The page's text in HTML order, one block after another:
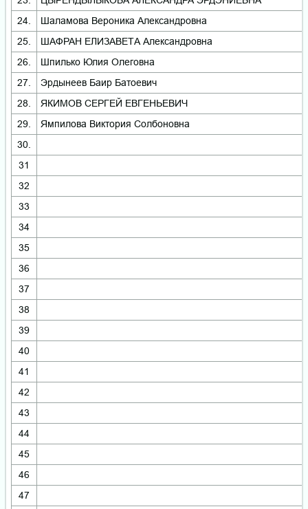
24.
Шаламова Вероника Александровна
25.
ШАФРАН ЕЛИЗАВЕТА Александровна
26.
Шпилько Юлия Олеговна
27.
Эрдынеев Баир Батоевич
28.
ЯКИМОВ СЕРГЕЙ ЕВГЕНЬЕВИЧ
29.
Ямпилова Виктория Солбоновна
30.
31
32
33
34
35
36
37
38
39
40
41
42
43
44
45
46
47